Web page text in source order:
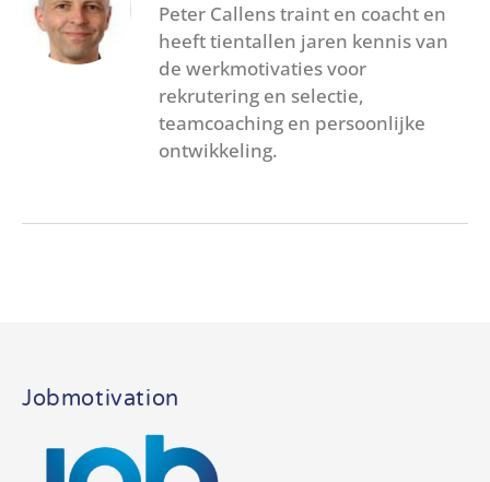
Peter Callens traint en coacht en
heeft tientallen jaren kennis van
de werkmotivaties voor
rekrutering en selectie,
teamcoaching en persoonlijke
ontwikkeling.
Jobmotivation